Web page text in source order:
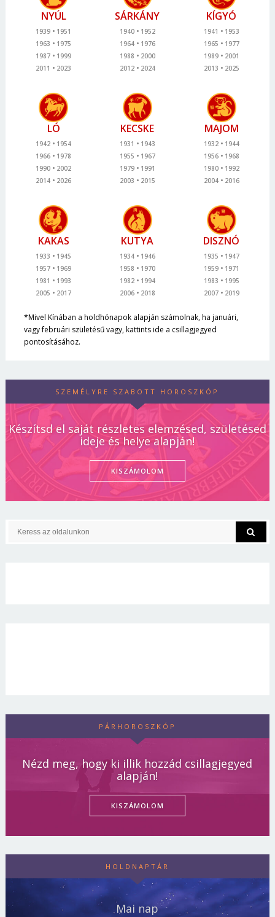
NYÚL
1939
1951
1963
1975
1987
1999
2011
2023
SÁRKÁNY
1940
1952
1964
1976
1988
2000
2012
2024
KÍGYÓ
1941
1953
1965
1977
1989
2001
2013
2025
LÓ
1942
1954
1966
1978
1990
2002
2014
2026
KECSKE
1931
1943
1955
1967
1979
1991
2003
2015
MAJOM
1932
1944
1956
1968
1980
1992
2004
2016
KAKAS
1933
1945
1957
1969
1981
1993
2005
2017
KUTYA
1934
1946
1958
1970
1982
1994
2006
2018
DISZNÓ
1935
1947
1959
1971
1983
1995
2007
2019
*Mivel Kínában a holdhónapok alapján számolnak, ha januári,
vagy februári születésű vagy, kattints ide a csillagjegyed
pontosításához.
SZEMÉLYRE SZABOTT HOROSZKÓP
Készítsd el saját részletes elemzésed, születésed
ideje és helye alapján!
KISZÁMOLOM
PÁRHOROSZKÓP
Nézd meg, hogy ki illik hozzád csillagjegyed
alapján!
KISZÁMOLOM
HOLDNAPTÁR
Mai nap